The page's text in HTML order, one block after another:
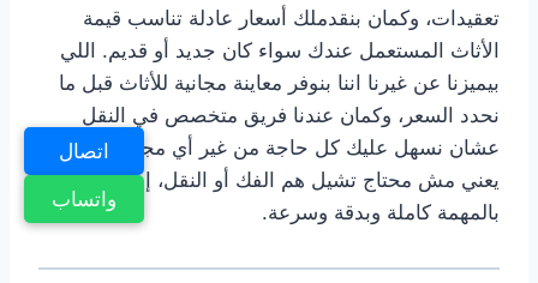
تعقيدات، وكمان بنقدملك أسعار عادلة تناسب قيمة
الأثاث المستعمل عندك سواء كان جديد أو قديم. اللي
بيميزنا عن غيرنا اننا بنوفر معاينة مجانية للأثاث قبل ما
نحدد السعر، وكمان عندنا فريق متخصص في النقل
عشان نسهل عليك كل حاجة من غير أي مجهود منك.
يعني مش محتاج تشيل هم الفك أو النقل، إحنا بنقوم
بالمهمة كاملة وبدقة وسرعة.
اتصال
واتساب